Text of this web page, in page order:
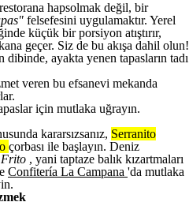
hapsolmak değil, bir
felsefesini uygulamaktır. Yerel
küçük bir porsiyon atıştırır,
geçer. Siz de bu akışa dahil olun!
dibinde, ayakta yenen tapasların tadı
veren bu efsanevi mekanda
için mutlaka uğrayın.
kararsızsanız, Serranito
çorbası ile başlayın. Deniz
Frito , yani taptaze balık kızartmaları
Confitería La Campana 'da mutlaka